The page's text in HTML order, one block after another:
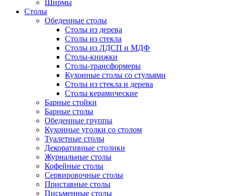
Ширмы
Столы
Обеденные столы
Столы из дерева
Столы из стекла
Столы из ЛДСП и МДФ
Столы-книжки
Столы-трансформеры
Кухонные столы со стульями
Столы из стекла и дерева
Столы керамические
Барные стойки
Барные столы
Обеденные группы
Кухонные уголки со столом
Туалетные столы
Декоративные столики
Журнальные столы
Кофейные столы
Сервировочные столы
Приставные столы
Письменные столы